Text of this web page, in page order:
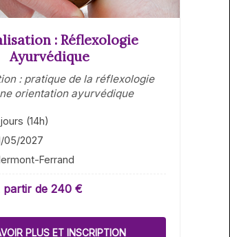
: Réflexologie
Ayurvédique
: pratique de la réflexologie
orientation ayurvédique
(14h)
05/2027
Ferrand
partir de 240 €
PLUS ET INSCRIPTION